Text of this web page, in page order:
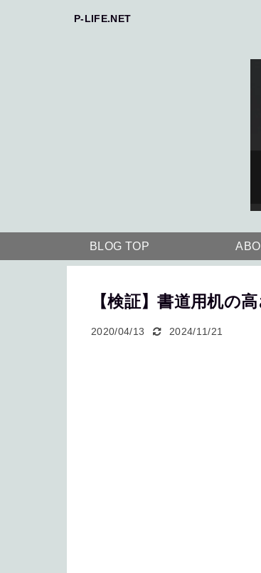
P-LIFE.NET
BLOG TOP
【検証】書道用机の
2020/04/13 2024/11/21